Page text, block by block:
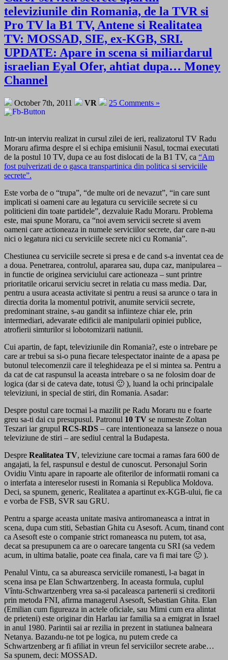
televiziunile din Romania, de la TVR si
Pro TV la B1 TV, Antene si Realitatea
TV: MOSSAD, SIE, ex-KGB, SRI.
UPDATE: Apare in scena si miliardarul
israelian Eyal Ofer, ahtiat dupa… Money
Channel
October 7th, 2011 VR 25 Comments »
Intr-un interviu realizat in cursul zilei de ieri, realizatorul TV Radu
Moraru afirma despre el si echipa emisiunii Nasul, tocmai executati
de la postul 10 TV, dupa ce au fost dislocati de la B1 TV, ca “Am
fost pulverizati de o gasca transpartinica din politica si serviciile
secrete”.
Este vorba de o “trupa”, “de multe ori de nevazut”, “in care sunt
implicati si oameni care au legatura cu serviciile secrete si cu
politicieni din toate partidele”, dezvaluie Radu Moraru. Problema
este, mai spune Moraru, ca “noi avem servicii secrete si avem
oameni care actioneaza in numele serviciilor secrete, dar care n-au
nici o legatura nici cu serviciile secrete nici cu Romania”.
Chestiunea cu serviciile secrete si presa e de cand s-a inventat cea de
a doua. Penetrarea, controlul, apararea sau, dupa caz, manipularea –
in functie de originea serviciului care actioneaza – sunt printre
prioritatile oricarui serviciu secret in relatia cu mass media. Dar,
pentru a usura aceasta activitate si pentru a reusi sa arunce o tara in
directia dorita la momentul potrivit, anumite servicii secrete,
predominant straine, s-au gandit sa infiinteze chiar ele, prin
intermediari, adevarate edificii ale manipularii opiniei publice,
atrofierii simturilor si lobotomizarii natiunii.
Cui apartin, de fapt, televiziunile din Romania?, este o intrebare pe
care ar trebui sa si-o puna fiecare telespectator inainte de a apasa pe
butonul telecomenzii care il teleghideaza pe el si mintea sa. Pentru a
da cat de cat raspunsul la aceasta intrebare o sa ne folosim doar de
logica (dar si de cateva date, totusi 🙂 ), luand la ochi principalale
televiziuni, in special de stiri, din Romania. Asadar:
Despre postul care tocmai l-a mazilit pe Radu Moraru nu e foarte
greu sa-ti dai cu presupusul. Patronul 10 TV se numeste Zoltan
Teszari iar grupul RCS-RDS – care intentioneaza sa lanseze o noua
televiziune de stiri – are sediul central la Budapesta.
Despre Realitatea TV, televiziune care tocmai a ramas fara 600 de
angajati, la fel, raspunsul e destul de cunoscut. Personajul Sorin
Ovidiu Vintu apare in rapoarte ale ofiterilor de informatii romani ca
o interfata a intereselor rusesti in Romania si Republica Moldova.
Deci, sa spunem, generic, Realitatea a apartinut ex-KGB-ului, fie ca
e vorba de FSB, SVR sau GRU.
Pentru a sparge aceasta unitate masiva antiromaneasca a intrat in
scena, dupa cum stiti, Sebastian Ghita cu Asesoft. Acum, tinand cont
ca Asesoft este o companie strict romaneasca nu putem, tot asa,
decat sa presupunem ca are o oarecare tangenta cu SRI (sa vedem
acum, in ultima batalie, poate cea finala, care va fi mai tare 🙂 ).
Penalul Vintu, ca sa abureasca serviciile romanesti, l-a bagat in
scena insa pe Elan Schwartzenberg. In aceasta formula, cuplul
Vîntu-Schwartzenberg vrea sa-si pacaleasca partenerii si creditorii
prin metoda FNI, afirma managerul Asesoft, Sebastian Ghita. Elan
(Emilian cum figureaza in actele oficiale, sau Mimi cum era alintat
de prieteni) este originar din Harlau iar familia sa a emigrat in Israel
in anul 1980. Parintii sai ar rezilia in prezent in statiunea balneara
Netanya. Bazandu-ne tot pe logica, nu putem crede ca
Schwartzenberg ar fi afiliat in vreun fel serviciilor secrete arabe…
Sa spunem, deci: MOSSAD.